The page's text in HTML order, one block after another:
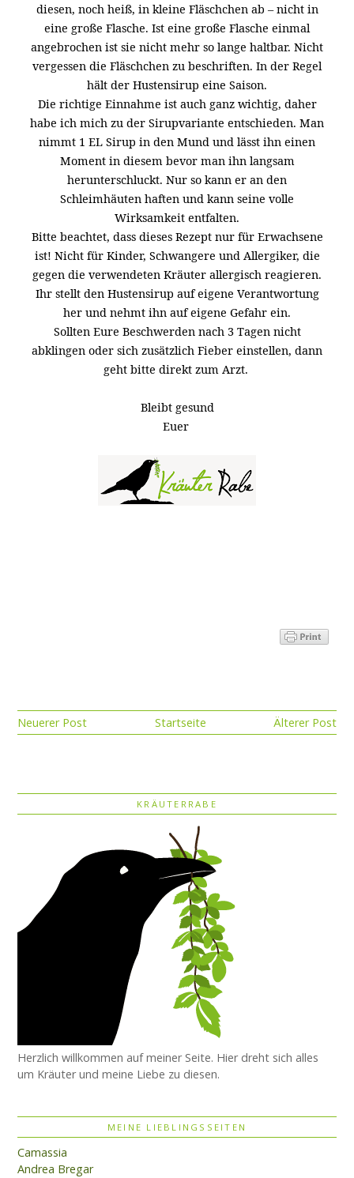
diesen, noch heiß, in kleine Fläschchen ab – nicht in
eine große Flasche. Ist eine große Flasche einmal
angebrochen ist sie nicht mehr so lange haltbar. Nicht
vergessen die Fläschchen zu beschriften. In der Regel
hält der Hustensirup eine Saison.
Die richtige Einnahme ist auch ganz wichtig, daher
habe ich mich zu der Sirupvariante entschieden. Man
nimmt 1 EL Sirup in den Mund und lässt ihn einen
Moment in diesem bevor man ihn langsam
herunterschluckt. Nur so kann er an den
Schleimhäuten haften und kann seine volle
Wirksamkeit entfalten.
Bitte beachtet, dass dieses Rezept nur für Erwachsene
ist! Nicht für Kinder, Schwangere und Allergiker, die
gegen die verwendeten Kräuter allergisch reagieren.
Ihr stellt den Hustensirup auf eigene Verantwortung
her und nehmt ihn auf eigene Gefahr ein.
Sollten Eure Beschwerden nach 3 Tagen nicht
abklingen oder sich zusätzlich Fieber einstellen, dann
geht bitte direkt zum Arzt.
Bleibt gesund
Euer
Neuerer Post Älterer Post
Startseite
KRÄUTERRABE
Herzlich willkommen auf meiner Seite. Hier dreht sich alles
um Kräuter und meine Liebe zu diesen.
MEINE LIEBLINGSSEITEN
Camassia
Andrea Bregar